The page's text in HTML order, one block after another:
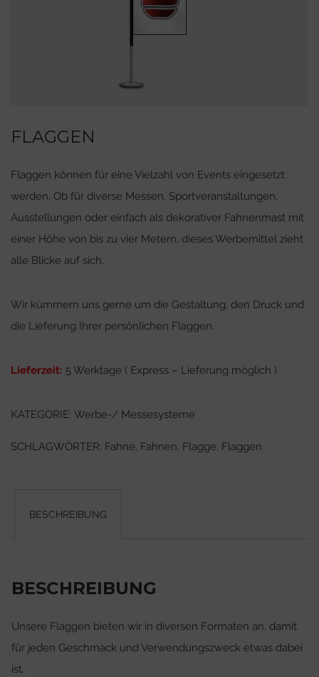
FLAGGEN
Flaggen können für eine Vielzahl von Events eingesetzt
werden. Ob für diverse Messen, Sportveranstaltungen,
Ausstellungen oder einfach als dekorativer Fahnenmast mit
einer Höhe von bis zu vier Metern, dieses Werbemittel zieht
alle Blicke auf sich.
Wir kümmern uns gerne um die Gestaltung, den Druck und
die Lieferung Ihrer persönlichen Flaggen.
Lieferzeit: 5 Werktage ( Express – Lieferung möglich )
KATEGORIE: Werbe-/ Messesysteme
SCHLAGWÖRTER: Fahne, Fahnen, Flagge, Flaggen
BESCHREIBUNG
BESCHREIBUNG
Unsere Flaggen bieten wir in diversen Formaten an, damit
für jeden Geschmack und Verwendungszweck etwas dabei
ist.